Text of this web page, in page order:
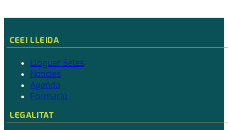
CEEI LLEIDA
Lloguer Sales
Notícies
Agenda
Formació
LEGALITAT